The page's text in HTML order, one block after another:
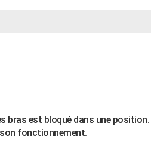
bras est bloqué dans une position.
fonctionnement.